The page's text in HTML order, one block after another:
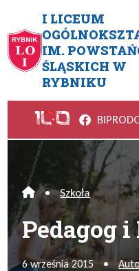
I LICEUM
IM.
ŚLĄSKICH W
RYBNIKU
Pedagog i
BIP
Home
• Szkoła
Pedagog
6 września 2015 •